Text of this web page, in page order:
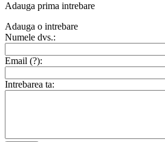
Adauga prima intrebare
Adauga o intrebare
Numele dvs.:
Email (?):
Intrebarea ta: